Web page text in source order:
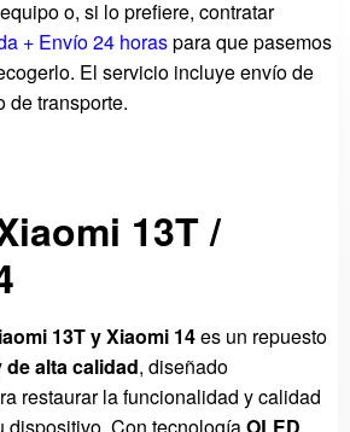
o, si lo prefiere, contratar
+ Envío 24 horaspara que pasemos
El servicio incluye envío de
de transporte.
13T /
13T y Xiaomi 14es un repuesto
alta calidad, diseñado
restaurar la funcionalidad y calidad